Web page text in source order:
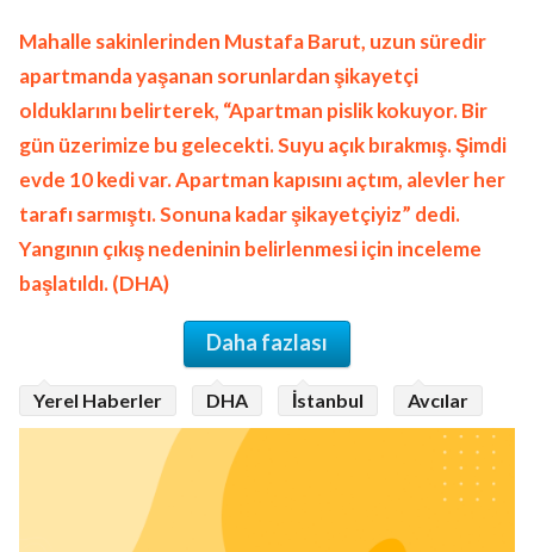
Mahalle sakinlerinden Mustafa Barut, uzun süredir
apartmanda yaşanan sorunlardan şikayetçi
olduklarını belirterek, “Apartman pislik kokuyor. Bir
gün üzerimize bu gelecekti. Suyu açık bırakmış. Şimdi
evde 10 kedi var. Apartman kapısını açtım, alevler her
tarafı sarmıştı. Sonuna kadar şikayetçiyiz” dedi.
Yangının çıkış nedeninin belirlenmesi için inceleme
başlatıldı. (DHA)
Daha fazlası
Yerel Haberler DHA İstanbul Avcılar